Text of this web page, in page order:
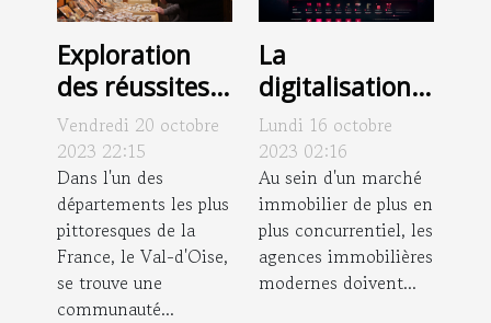
Exploration
des réussites
économiques
des artisans
peintres dans
le Val-d'Oise
Vendredi 20 octobre
2023 22:15
Dans l'un des
départements les plus
pittoresques de la
France, le Val-d'Oise,
se trouve une
communauté...
La
digitalisation
des agences
immobilières :
exemple de
l'Agence du
Moulin
Lundi 16 octobre
2023 02:16
Au sein d'un marché
immobilier de plus en
plus concurrentiel, les
agences immobilières
modernes doivent...